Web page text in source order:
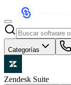
Categorías
Zendesk Suite